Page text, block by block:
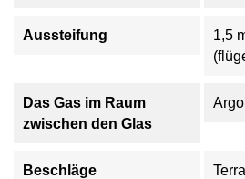
Aussteifung
1,5
Das Gas im Raum
zwischen den Glas
Beschläge